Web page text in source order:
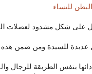
للنساء
على شكل مشدود لعضلات
للسيدة ومن ضمن هذه
بنفس الطريقة للرجال